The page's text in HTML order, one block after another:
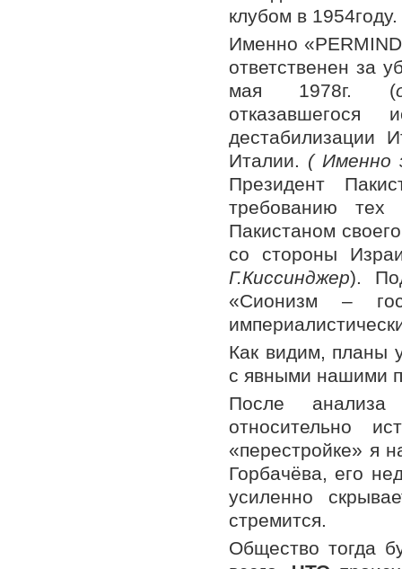
клубом в 1954году.
Именно
ответственен за
мая 1978г. (
дестабилизации
Италии. ( Именно
Президент
требованию
Пакистаном
со стороны
Г.Киссинджер).
«Сионизм –
Как видим, планы
с явными нашими
После
относительно
«перестройке» я
Горбачёва, его
усиленно
стремится.
Общество тогда